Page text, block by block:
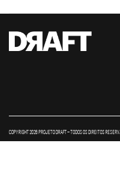
COPYRIGHT 2026 PROJETO DRAFT – TODOS OS DIREITOS